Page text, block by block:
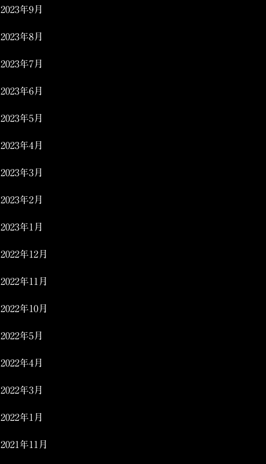
2023年9月
2023年8月
2023年7月
2023年6月
2023年5月
2023年4月
2023年3月
2023年2月
2023年1月
2022年12月
2022年11月
2022年10月
2022年5月
2022年4月
2022年3月
2022年1月
2021年11月